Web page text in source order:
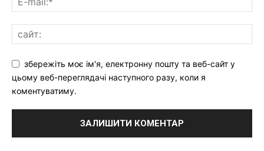
збережіть моє ім'я, електронну пошту та веб-сайт у
цьому веб-переглядачі наступного разу, коли я
коментуватиму.